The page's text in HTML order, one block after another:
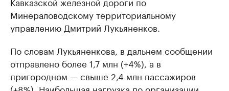
Минераловодскому территориальному
управлению Дмитрий Лукьяненков.
По словам Лукьяненкова, в дальнем сообщении
отправлено более 1,7 млн (+4%), а в
пригородном — свыше 2,4 млн пассажиров